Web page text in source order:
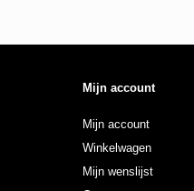
Mijn account
Mijn account
Winkelwagen
Mijn wenslijst